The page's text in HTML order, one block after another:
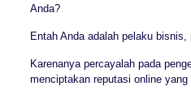
Anda?
Entah Anda adalah pelaku bisnis,
Karenanya percayalah pada
menciptakan reputasi online yang